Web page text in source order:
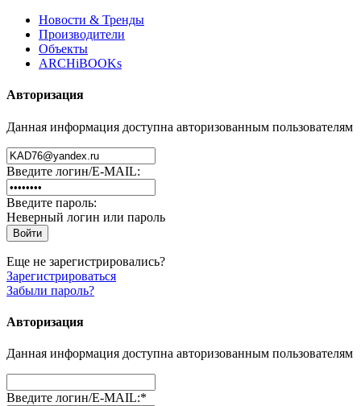
Новости & Тренды
Производители
Объекты
ARCHiBOOKs
Авторизация
Данная информация доступна авторизованным пользователям
Введите логин/E-MAIL:
Введите пароль:
Неверный логин или пароль
Еще не зарегистрировались?
Зарегистрироваться
Забыли пароль?
Авторизация
Данная информация доступна авторизованным пользователям
Введите логин/E-MAIL:*